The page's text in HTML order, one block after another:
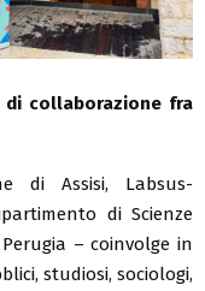
collaborazione fra
di Assisi, Labsus-
di Scienze
– coinvolge in
studiosi, sociologi,